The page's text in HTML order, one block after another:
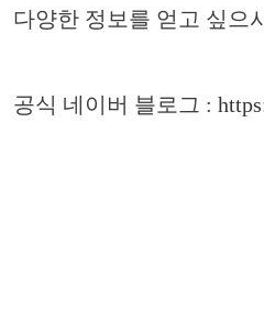
다양한 정보를 얻고 싶으
공식 네이버 블로그 :